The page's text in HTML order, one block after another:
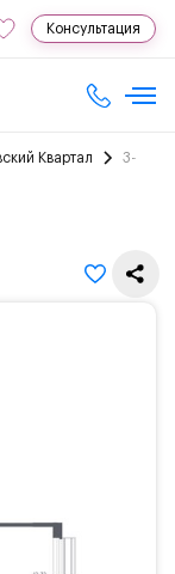
Консультация
Квартал
3-